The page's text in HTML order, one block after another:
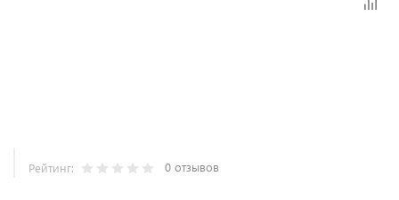
Рейтинг: 0 отзывов